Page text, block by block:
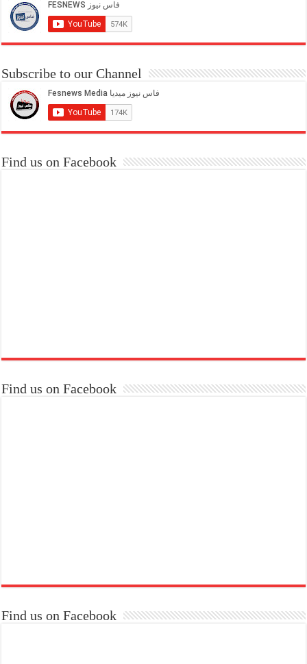
Subscribe to our Channel
Find us on Facebook
Find us on Facebook
Find us on Facebook